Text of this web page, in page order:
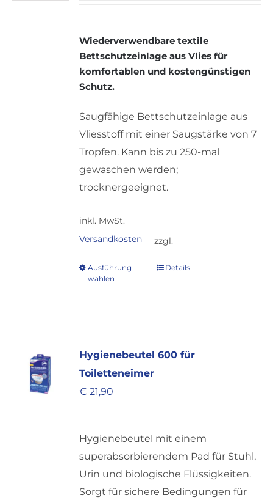
Wiederverwendbare textile
Bettschutzeinlage aus Vlies für
komfortablen und kostengünstigen
Schutz.
Saugfähige Bettschutzeinlage aus
Vliesstoff mit einer Saugstärke von 7
Tropfen. Kann bis zu 250-mal
gewaschen werden;
trocknergeeignet.
inkl. MwSt.
zzgl.
Versandkosten
Ausführung
wählen
Dieses
auf.
Details
Hygienebeutel 600 für
Toiletteneimer
€ 21,90
Hygienebeutel mit einem
superabsorbierendem Pad für Stuhl,
Urin und biologische Flüssigkeiten.
Sorgt für sichere Bedingungen für